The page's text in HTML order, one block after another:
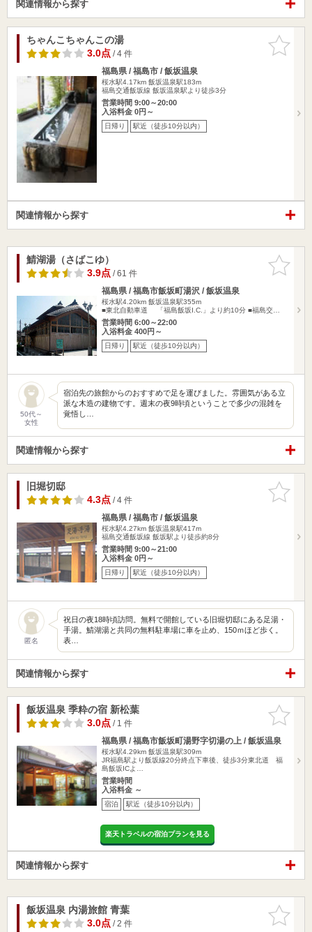
関連情報から探す
お気に入
りに追加
ちゃんこちゃんこの湯
3.0点/ 4 件
福島県 / 福島市 / 飯坂温泉
桜水駅4.17km 飯坂温泉駅183m
福島交通飯坂線 飯坂温泉駅より徒歩3分
営業時間 9:00～20:00
入浴料金 0円～
日帰り 駅近（徒歩10分以内）
関連情報から探す
お気に入
りに追加
鯖湖湯（さばこゆ）
3.9点/ 61 件
福島県 / 福島市飯坂町湯沢 / 飯坂温泉
桜水駅4.20km 飯坂温泉駅355m
■東北自動車道 「福島飯坂I.C.」より約10分 ■福島交…
営業時間 6:00～22:00
入浴料金 400円～
日帰り 駅近（徒歩10分以内）
50代～
女性
宿泊先の旅館からのおすすめで足を運びました。雰囲気がある立
派な木造の建物です。週末の夜9時頃ということで多少の混雑を
覚悟し…
関連情報から探す
お気に入
りに追加
旧堀切邸
4.3点/ 4 件
福島県 / 福島市 / 飯坂温泉
桜水駅4.27km 飯坂温泉駅417m
福島交通飯坂線 飯坂駅より徒歩約8分
営業時間 9:00～21:00
入浴料金 0円～
日帰り 駅近（徒歩10分以内）
匿名
祝日の夜18時頃訪問。無料で開館している旧堀切邸にある足湯・
手湯。鯖湖湯と共同の無料駐車場に車を止め、150ｍほど歩く。
表…
関連情報から探す
お気に入
りに追加
飯坂温泉 季粋の宿 新松葉
3.0点/ 1 件
福島県 / 福島市飯坂町湯野字切湯の上 / 飯坂温泉
桜水駅4.29km 飯坂温泉駅309m
JR福島駅より飯坂線20分終点下車後、徒歩3分東北道 福
島飯坂ICよ…
営業時間
入浴料金 ～
宿泊 駅近（徒歩10分以内）
楽天トラベルの宿泊プランを見る
関連情報から探す
お気に入
りに追加
飯坂温泉 内湯旅館 青葉
3.0点/ 2 件